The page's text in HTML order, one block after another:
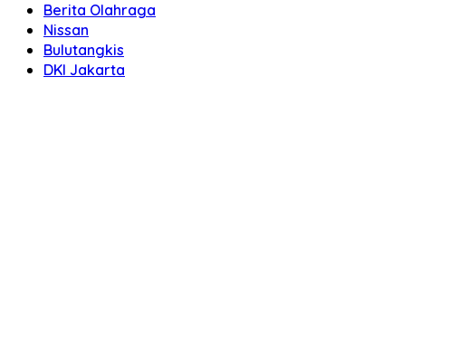
Berita Olahraga
Nissan
Bulutangkis
DKI Jakarta